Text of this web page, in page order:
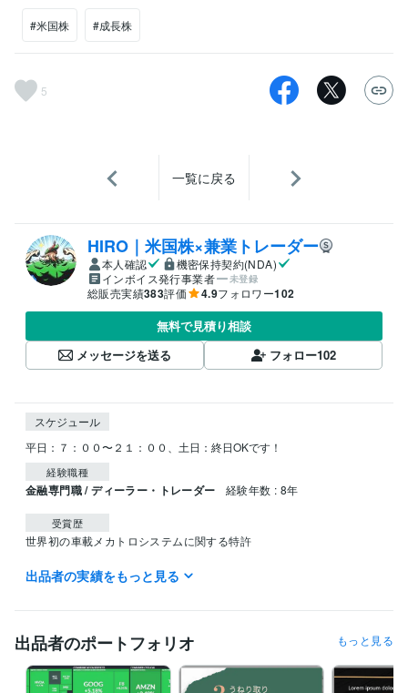
#米国株 #成長株
5
一覧に戻る
HIRO｜米国株×兼業トレーダー
本人確認
機密保持契約(NDA)
インボイス発行事業者
未登録
総販売実績383評価 4.9フォロワー102
無料で見積り相談
メッセージを送る
フォロー102
スケジュール
平日：７：００〜２１：００、土日：終日OKです！
経験職種
金融専門職 / ディーラー・トレーダー 経験年数 : 8年
受賞歴
世界初の車載メカトロシステムに関する特許
資格・検定
WordPress:7年Access:10年 Excel:20年
Numbers:5年Pages:5年 PowerPoint:15年
出品者の実績をもっと見る
出品者のポートフォリオ もっと見る